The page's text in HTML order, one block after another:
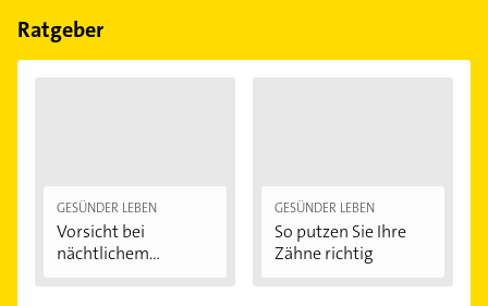
Feiertagen abweichen können.
Ratgeber
GESÜNDER LEBEN
Vorsicht bei
nächtlichem
GESÜNDER LEBEN
So putzen Sie Ihre
Zähne richtig